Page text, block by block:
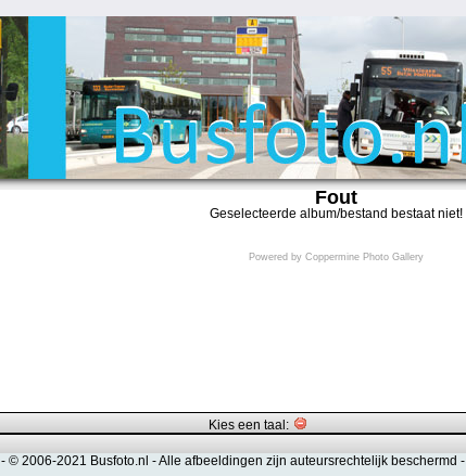
Fout
Geselecteerde album/bestand bestaat niet!
Powered by Coppermine Photo Gallery
Kies een taal:
- © 2006-2021 Busfoto.nl -Alle afbeeldingen zijn auteursrechtelijk beschermd -